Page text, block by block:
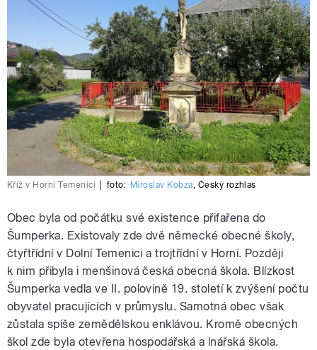
Kříž v Horní Temenici foto: Miroslav Kobza, Český rozhlas
Obec byla od počátku své existence přifařena do
Šumperka. Existovaly zde dvě německé obecné školy,
čtyřtřídní v Dolní Temenici a trojtřídní v Horní. Později
k nim přibyla i menšinová česká obecná škola. Blízkost
Šumperka vedla ve II. polovině 19. století k zvýšení počtu
obyvatel pracujících v průmyslu. Samotná obec však
zůstala spíše zemědělskou enklávou. Kromě obecných
škol zde byla otevřena hospodářská a lnářská škola.